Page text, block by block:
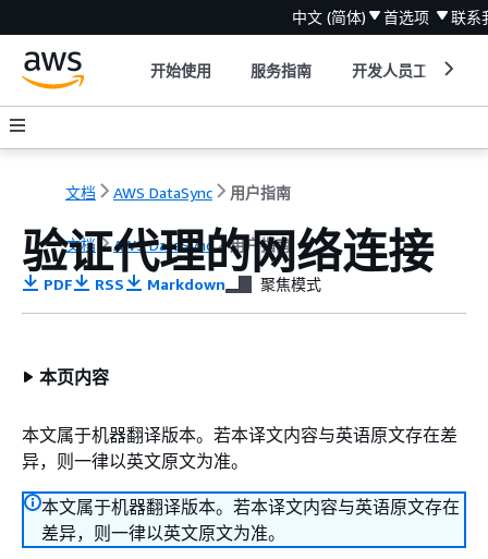
中文 (简体) 首选项 联系
开始使用 服务指南 开发人员工具
文档 AWS DataSync 用户指南
文档 AWS DataSync 用户指南
验证代理的网络连接
PDF RSS Markdown 聚焦模式
本页内容
本文属于机器翻译版本。若本译文内容与英语原文存在差
异，则一律以英文原文为准。
本文属于机器翻译版本。若本译文内容与英语原文存在
差异，则一律以英文原文为准。